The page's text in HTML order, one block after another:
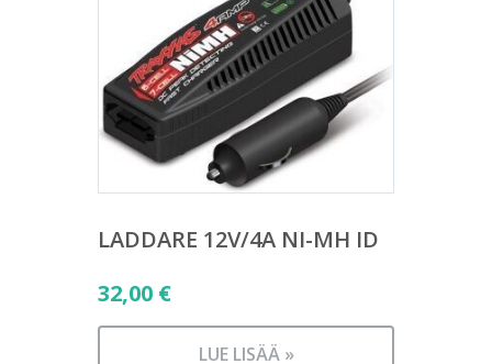
LADDARE 12V/4A NI-MH ID
32,00 €
LUE LISÄÄ »